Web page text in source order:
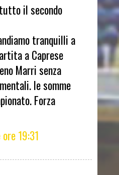
il secondo
tranquilli a
a Caprese
Marri senza
le somme
Forza
19:31